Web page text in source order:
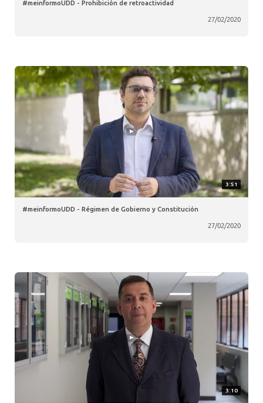
#meinformoUDD - Prohibición de retroactividad
27/02/2020
3:51
#meinformoUDD - Régimen de Gobierno y Constitución
27/02/2020
3:10